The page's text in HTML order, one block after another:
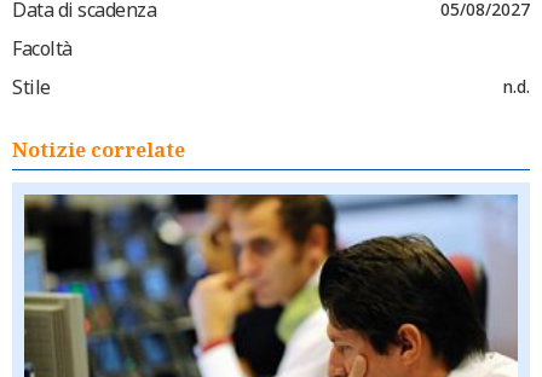
Data di scadenza 05/08/2027
Facoltà
Stile
n.d.
Notizie correlate